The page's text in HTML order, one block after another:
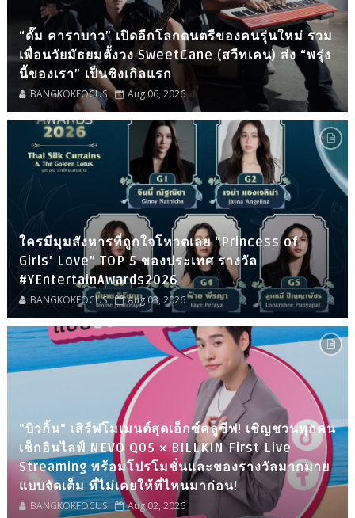
“ดั๊ม คาราบาว” เปิดอีกโลกดนตรีของคนรุ่นใหม่ รวม
เพื่อนวัยมัธยมตั้งวง SweetCane (สวีทเคน) ส่ง “พรุ่ง
นี้ของเรา” เป็นซิงเกิลแรก
BANGKOKFOCUS Aug 06, 2026
ใครมีมุมสังหารที่ถูกใจโหวตเลย “Princess of
Girls' Love” TOP 5 ของประเทศ รางวัล
#YEntertainAwards2026
BANGKOKFOCUS Aug 03, 2026
"บิวกิ้น" เสิร์ฟโมเมนต์สุดเอ็กซ์คลูซีฟ! เชิญชวนทุกคน
เช็กอินไลฟ์ NEVO Q05 × BILLKIN First Live
Streaming พร้อมโปรโมชั่นและของรางวัลมากมาย
แบบจัดเต็ม ที่ไม่เคยให้ที่ไหนมาก่อน!
BANGKOKFOCUS Aug 02, 2026